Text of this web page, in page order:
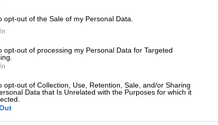
opt-out of the Sale of my Personal Data.
opt-out of processing my Personal Data for Targeted
opt-out of Collection, Use, Retention, Sale, and/or Sharing
Data that Is Unrelated with the Purposes for which it
Χειμερινές εξοχικές κατοικίες...
στα αζήτητα - Έχασαν τη μισή αξία
Χειμερινές εξοχικές κατοικίες... στα